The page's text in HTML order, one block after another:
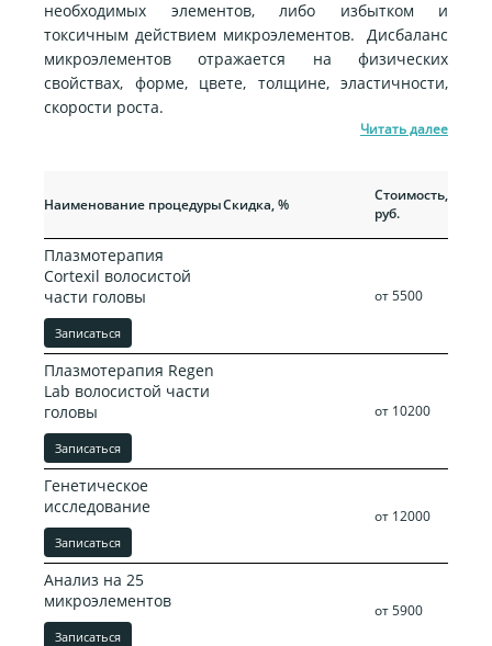
необходимых элементов, либо избытком и
токсичным действием микроэлементов. Дисбаланс
микроэлементов отражается на физических
свойствах, форме, цвете, толщине, эластичности,
скорости роста.
Читать далее
Наименование процедурыСкидка, %
Стоимость,
руб.
Плазмотерапия
Cortexil волосистой
части головы
Записаться
от 5500
Плазмотерапия Regen
Lab волосистой части
головы
Записаться
от 10200
Генетическое
исследование
Записаться
от 12000
Анализ на 25
микроэлементов
Записаться
от 5900